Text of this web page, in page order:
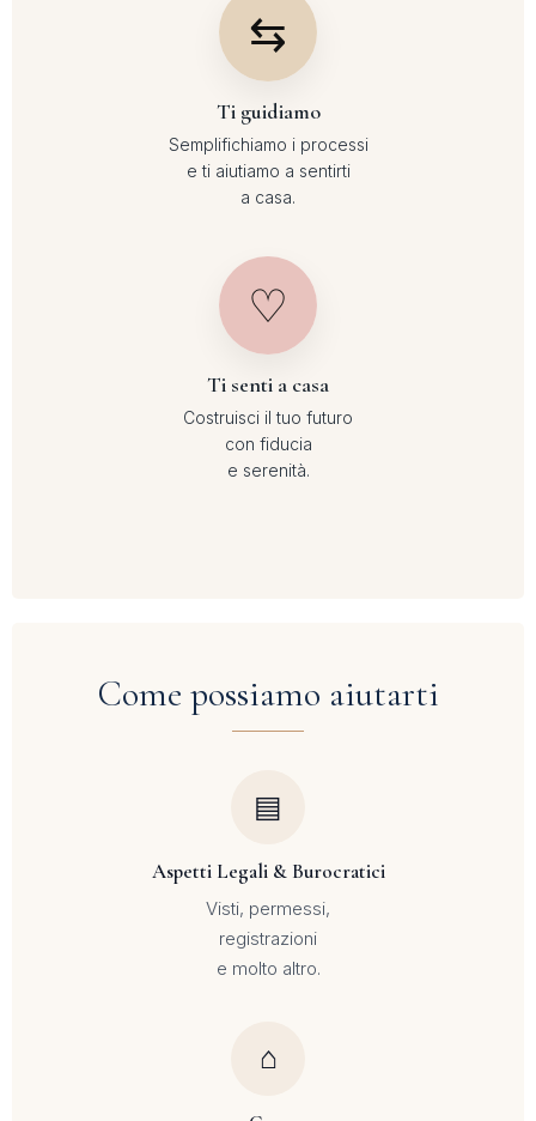
⇆
Ti guidiamo
Semplifichiamo i processi
e ti aiutiamo a sentirti
a casa.
♡
Ti senti a casa
Costruisci il tuo futuro
con fiducia
e serenità.
Come possiamo aiutarti
▤
Aspetti Legali & Burocratici
Visti, permessi,
registrazioni
e molto altro.
⌂